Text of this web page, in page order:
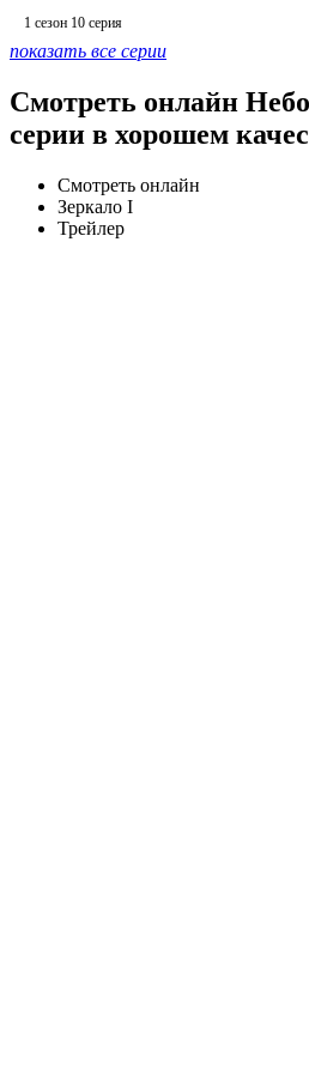
1 сезон 10 серия
показать все серии
Смотреть онлайн
серии в хорошем
Смотреть онлайн
Зеркало I
Трейлер